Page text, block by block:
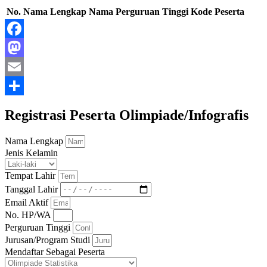
No. Nama Lengkap Nama Perguruan Tinggi Kode Peserta
Facebook
Mastodon
Email
Registrasi Peserta Olimpiade/Infografis
Nama Lengkap
Jenis Kelamin
Tempat Lahir
Tanggal Lahir
Email Aktif
No. HP/WA
Perguruan Tinggi
Jurusan/Program Studi
Mendaftar Sebagai Peserta